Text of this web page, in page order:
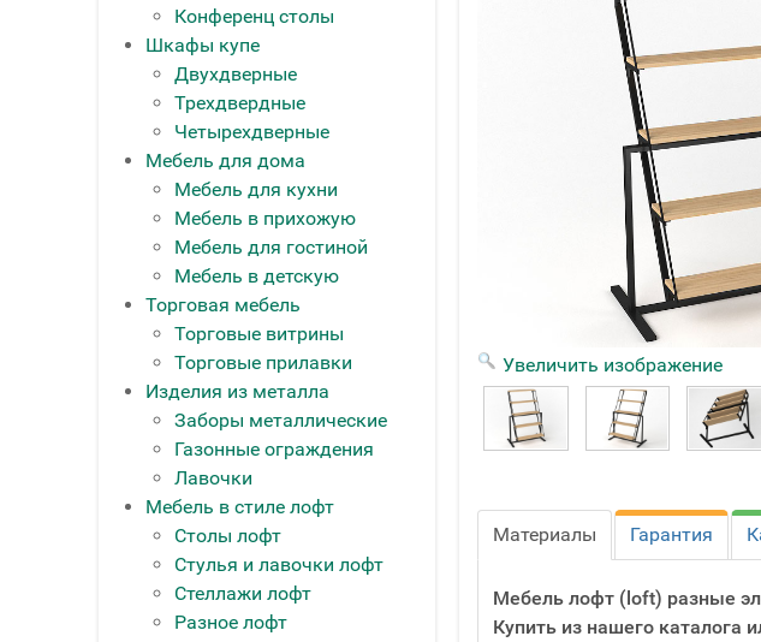
Конференц столы
Шкафы купе
Двухдверные
Трехдвердные
Четырехдверные
Мебель для дома
Мебель для кухни
Мебель в прихожую
Мебель для гостиной
Мебель в детскую
Торговая мебель
Торговые витрины
Торговые прилавки
Изделия из металла
Заборы металлические
Газонные ограждения
Лавочки
Мебель в стиле лофт
Столы лофт
Стулья и лавочки лофт
Стеллажи лофт
Разное лофт
Увеличить изображение
Материалы Гарантия
Мебель лофт (loft) разные
Купить из нашего каталога